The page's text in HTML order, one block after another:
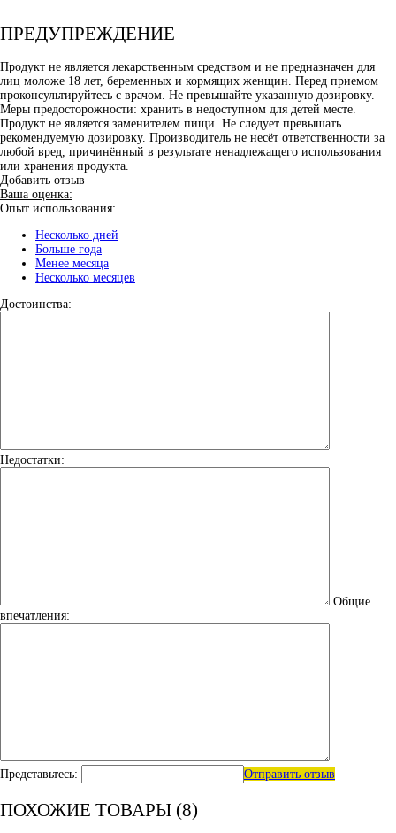
ПРЕДУПРЕЖДЕНИЕ
Продукт не является лекарственным средством и не предназначен для
лиц моложе 18 лет, беременных и кормящих женщин. Перед приемом
проконсультируйтесь с врачом. Не превышайте указанную дозировку.
Меры предосторожности: хранить в недоступном для детей месте.
Продукт не является заменителем пищи. Не следует превышать
рекомендуемую дозировку. Производитель не несёт ответственности за
любой вред, причинённый в результате ненадлежащего использования
или хранения продукта.
Добавить отзыв
Ваша оценка:
Опыт использования:
Несколько дней
Больше года
Менее месяца
Несколько месяцев
Достоинства:
Недостатки:
Общие
впечатления:
Представьтесь: Отправить отзыв
ПОХОЖИЕ ТОВАРЫ (8)